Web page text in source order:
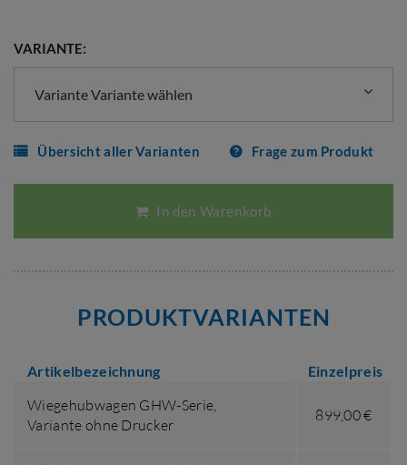
VARIANTE:
Variante Variante wählen
Übersicht aller Varianten Frage zum Produkt
In den Warenkorb
PRODUKTVARIANTEN
Artikelbezeichnung Einzelpreis
Wiegehubwagen GHW-Serie,
Variante ohne Drucker
899,00 €